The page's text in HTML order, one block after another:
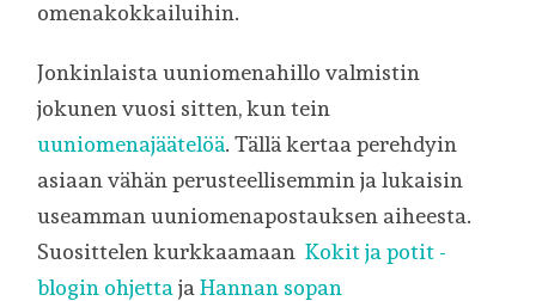
omenakokkailuihin.
Jonkinlaista uuniomenahillo valmistin
jokunen vuosi sitten, kun tein
uuniomenajäätelöä. Tällä kertaa perehdyin
asiaan vähän perusteellisemmin ja lukaisin
useamman uuniomenapostauksen aiheesta.
Suosittelen kurkkaamaanKokit ja potit -
blogin ohjetta jaHannan sopan